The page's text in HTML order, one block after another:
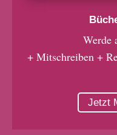
Werde
+ Mitschreiben +
Jetzt